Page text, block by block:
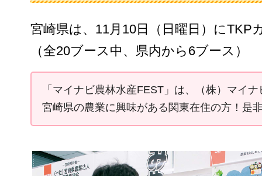
宮崎県は、11月10日（日曜日）に
（全20ブース中、県内から6ブース）
「マイナビ農林水産FEST」は、（株）マイ
宮崎県の農業に興味がある関東在住の方！是